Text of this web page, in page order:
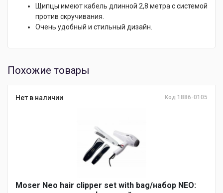
Щипцы имеют кабель длинной 2,8 метра с системой
против скручивания.
Очень удобный и стильный дизайн.
Похожие товары
Нет в наличии Код 1886-0105
Moser Neo hair clipper set with bag/набор NEO: